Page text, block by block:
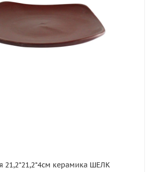
21,2*21,2*4см керамика ШЕЛК